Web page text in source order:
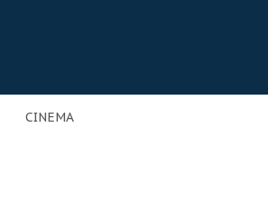
CINEMA